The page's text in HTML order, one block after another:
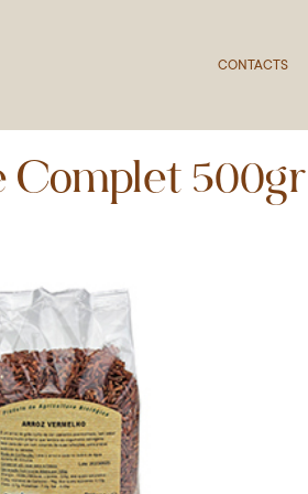
CONTACTS
Complet 500gr